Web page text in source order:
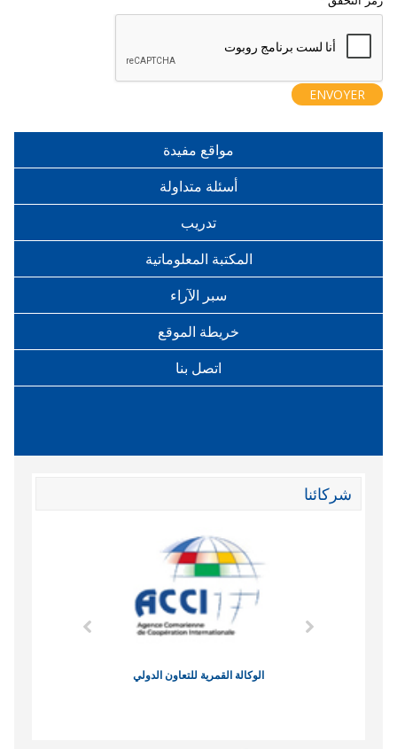
مواقع مفيدة
أسئلة متداولة
تدريب
المكتبة المعلوماتية
سبر الآراء
خريطة الموقع
اتصل بنا
شركائنا
الوكالة القمرية للتعاون الدولي